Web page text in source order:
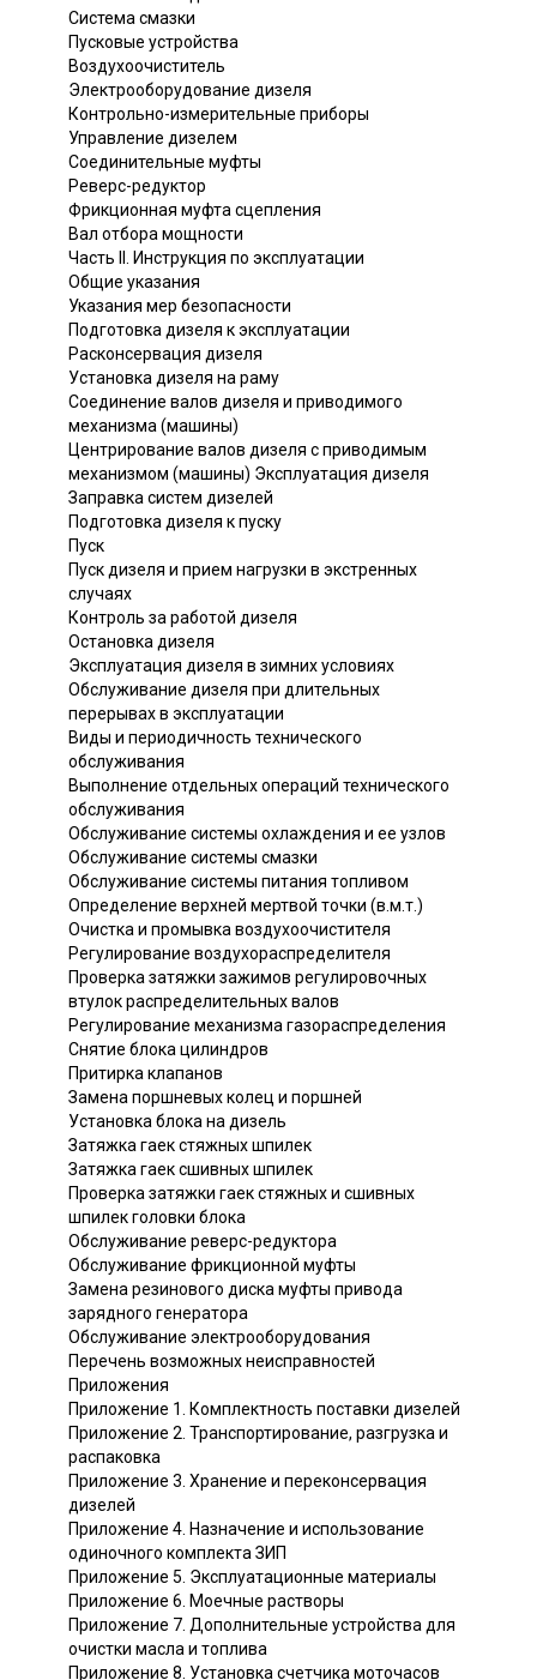
Система смазки
Пусковые устройства
Воздухоочиститель
Электрооборудование дизеля
Контрольно-измерительные приборы
Управление дизелем
Соединительные муфты
Реверс-редуктор
Фрикционная муфта сцепления
Вал отбора мощности
Часть II. Инструкция по эксплуатации
Общие указания
Указания мер безопасности
Подготовка дизеля к эксплуатации
Расконсервация дизеля
Установка дизеля на раму
Соединение валов дизеля и приводимого
механизма (машины)
Центрирование валов дизеля с приводимым
механизмом (машины) Эксплуатация дизеля
Заправка систем дизелей
Подготовка дизеля к пуску
Пуск
Пуск дизеля и прием нагрузки в экстренных
случаях
Контроль за работой дизеля
Остановка дизеля
Эксплуатация дизеля в зимних условиях
Обслуживание дизеля при длительных
перерывах в эксплуатации
Виды и периодичность технического
обслуживания
Выполнение отдельных операций технического
обслуживания
Обслуживание системы охлаждения и ее узлов
Обслуживание системы смазки
Обслуживание системы питания топливом
Определение верхней мертвой точки (в.м.т.)
Очистка и промывка воздухоочистителя
Регулирование воздухораспределителя
Проверка затяжки зажимов регулировочных
втулок распределительных валов
Регулирование механизма газораспределения
Снятие блока цилиндров
Притирка клапанов
Замена поршневых колец и поршней
Установка блока на дизель
Затяжка гаек стяжных шпилек
Затяжка гаек сшивных шпилек
Проверка затяжки гаек стяжных и сшивных
шпилек головки блока
Обслуживание реверс-редуктора
Обслуживание фрикционной муфты
Замена резинового диска муфты привода
зарядного генератора
Обслуживание электрооборудования
Перечень возможных неисправностей
Приложения
Приложение 1. Комплектность поставки дизелей
Приложение 2. Транспортирование, разгрузка и
распаковка
Приложение 3. Хранение и переконсервация
дизелей
Приложение 4. Назначение и использование
одиночного комплекта ЗИП
Приложение 5. Эксплуатационные материалы
Приложение 6. Моечные растворы
Приложение 7. Дополнительные устройства для
очистки масла и топлива
Приложение 8. Установка счетчика моточасов